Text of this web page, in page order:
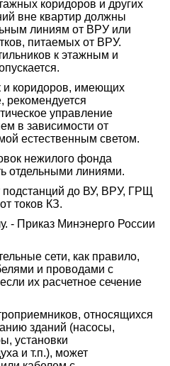
коридоров и других
вне квартир должны
линиям от ВРУ или
питаемых от ВРУ.
к этажным и
и коридоров, имеющих
рекомендуется
управление
в зависимости от
естественным светом.
нежилого фонда
отдельными линиями.
до ВУ, ВРУ, ГРЩ
токов КЗ.
- Приказ Минэнерго России
сети, как правило,
и проводами с
их расчетное сечение
относящихся
зданий (насосы,
установки
и т.п.), может